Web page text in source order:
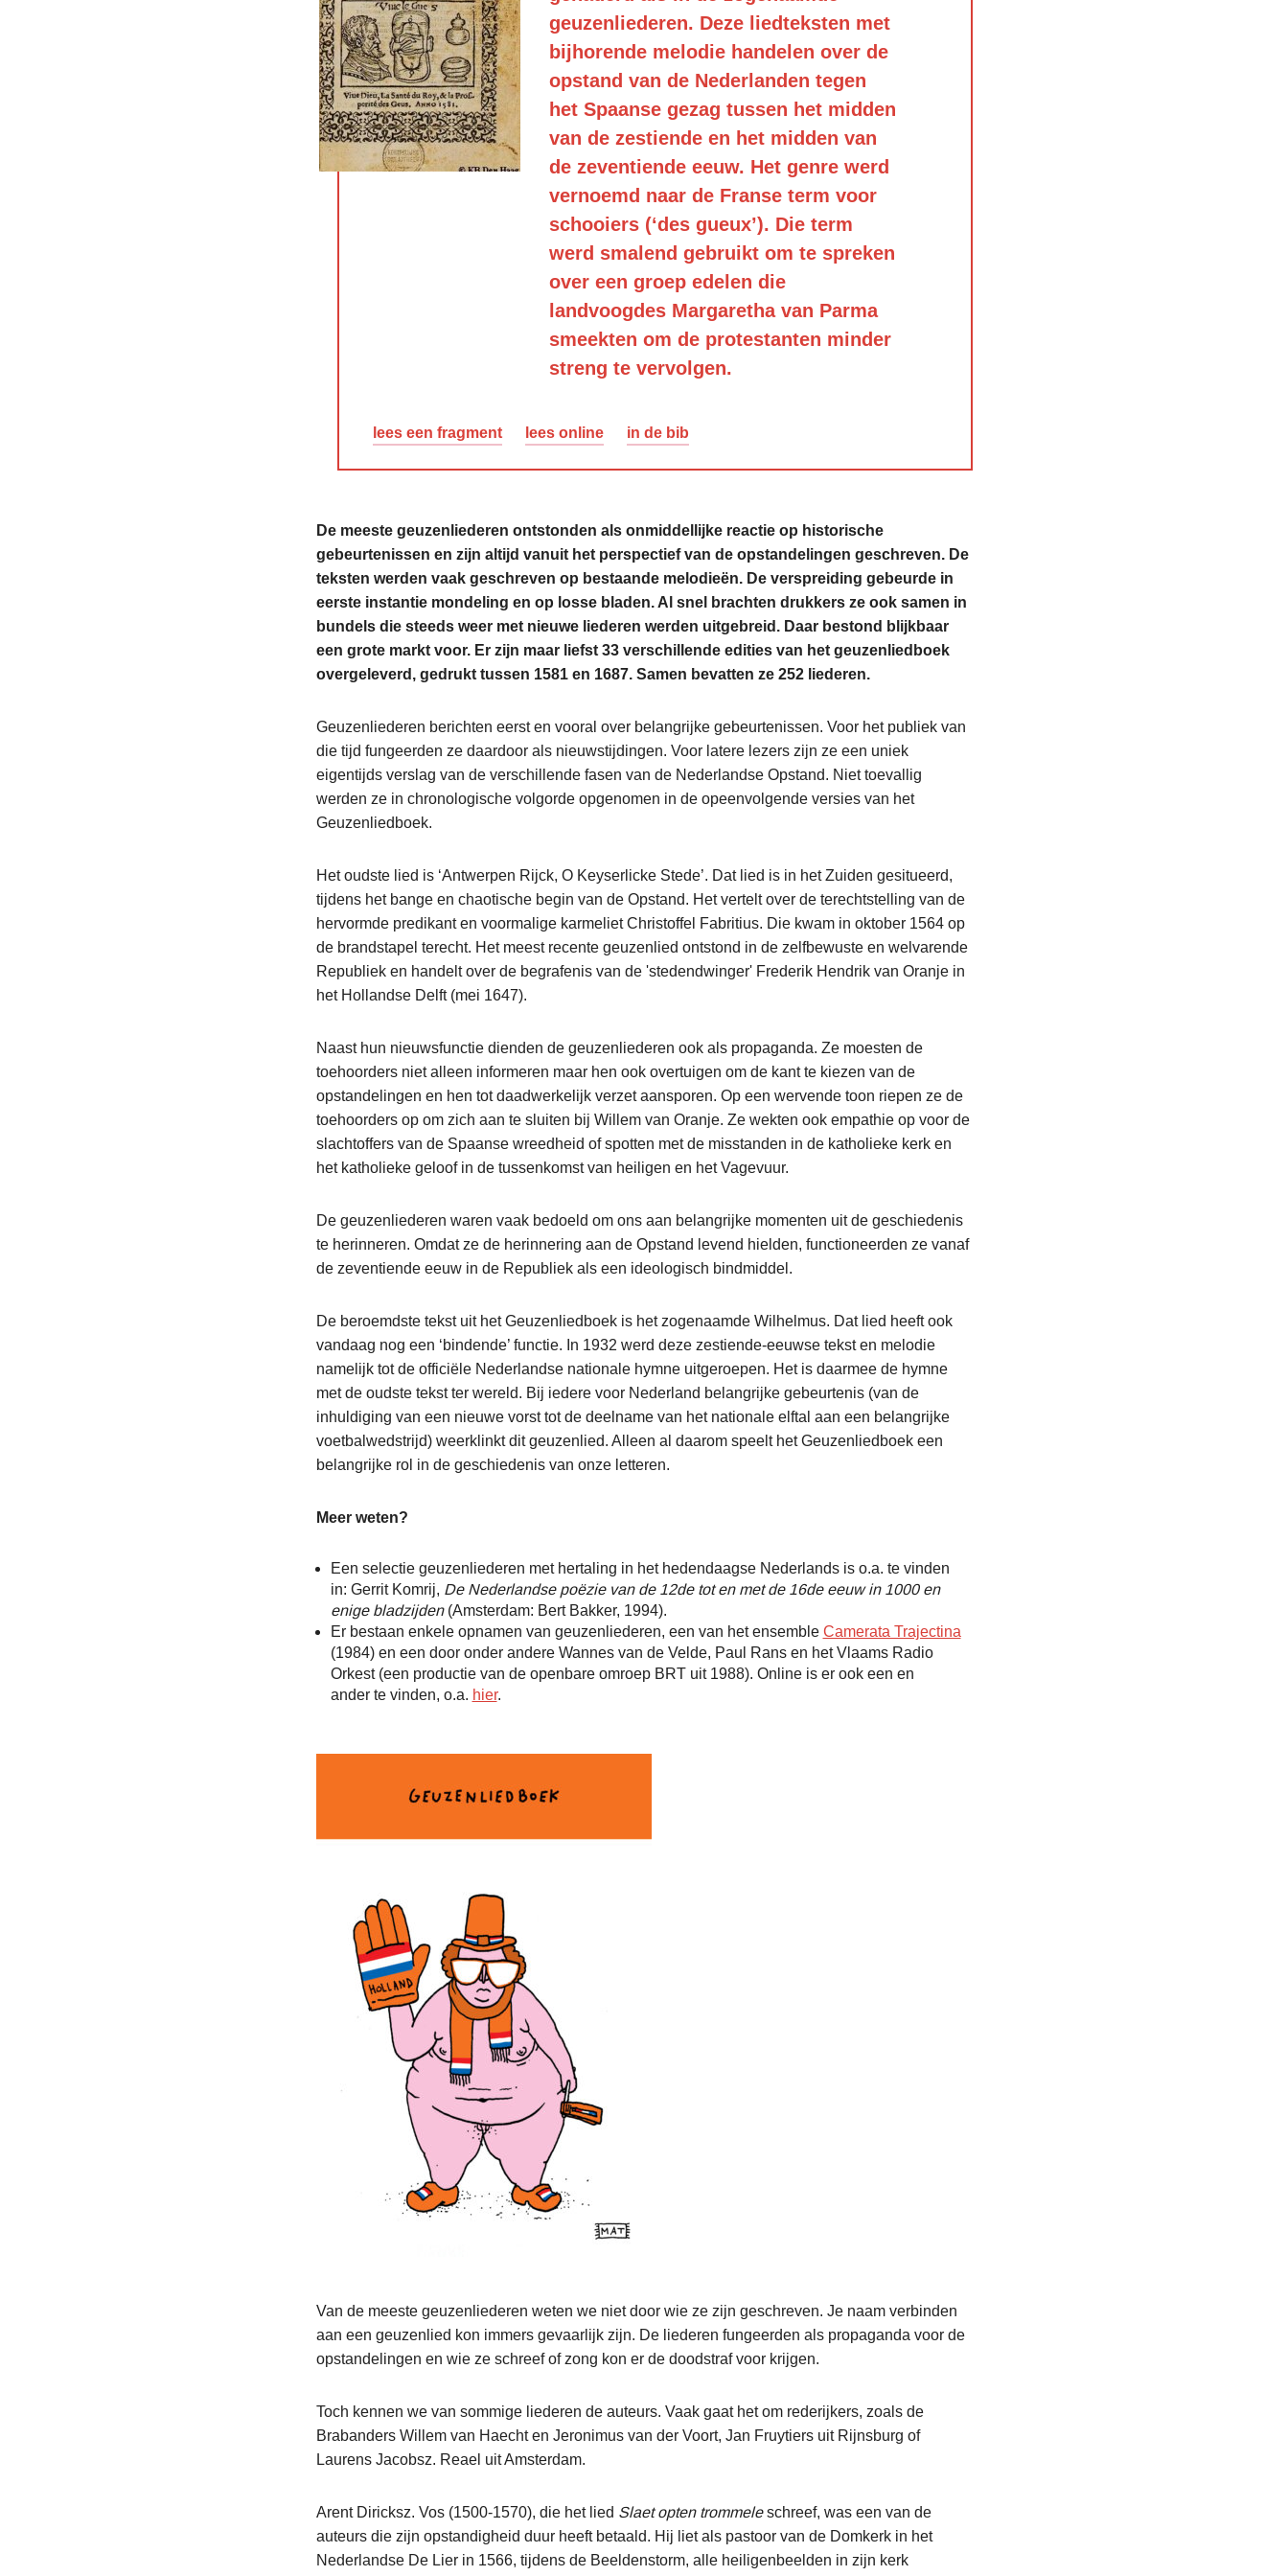
geuzenliederen. Deze liedteksten met
bijhorende melodie handelen over de
opstand van de Nederlanden tegen
het Spaanse gezag tussen het midden
van de zestiende en het midden van
de zeventiende eeuw. Het genre werd
vernoemd naar de Franse term voor
schooiers (‘des gueux’). Die term
werd smalend gebruikt om te spreken
over een groep edelen die
landvoogdes Margaretha van Parma
smeekten om de protestanten minder
streng te vervolgen.
lees een fragment lees online in de bib
De meeste geuzenliederen ontstonden als onmiddellijke reactie op historische
gebeurtenissen en zijn altijd vanuit het perspectief van de opstandelingen geschreven. De
teksten werden vaak geschreven op bestaande melodieën. De verspreiding gebeurde in
eerste instantie mondeling en op losse bladen. Al snel brachten drukkers ze ook samen in
bundels die steeds weer met nieuwe liederen werden uitgebreid. Daar bestond blijkbaar
een grote markt voor. Er zijn maar liefst 33 verschillende edities van het geuzenliedboek
overgeleverd, gedrukt tussen 1581 en 1687. Samen bevatten ze 252 liederen.
Geuzenliederen berichten eerst en vooral over belangrijke gebeurtenissen. Voor het publiek van
die tijd fungeerden ze daardoor als nieuwstijdingen. Voor latere lezers zijn ze een uniek
eigentijds verslag van de verschillende fasen van de Nederlandse Opstand. Niet toevallig
werden ze in chronologische volgorde opgenomen in de opeenvolgende versies van het
Geuzenliedboek.
Het oudste lied is ‘Antwerpen Rijck, O Keyserlicke Stede’. Dat lied is in het Zuiden gesitueerd,
tijdens het bange en chaotische begin van de Opstand. Het vertelt over de terechtstelling van de
hervormde predikant en voormalige karmeliet Christoffel Fabritius. Die kwam in oktober 1564 op
de brandstapel terecht. Het meest recente geuzenlied ontstond in de zelfbewuste en welvarende
Republiek en handelt over de begrafenis van de 'stedendwinger' Frederik Hendrik van Oranje in
het Hollandse Delft (mei 1647).
Naast hun nieuwsfunctie dienden de geuzenliederen ook als propaganda. Ze moesten de
toehoorders niet alleen informeren maar hen ook overtuigen om de kant te kiezen van de
opstandelingen en hen tot daadwerkelijk verzet aansporen. Op een wervende toon riepen ze de
toehoorders op om zich aan te sluiten bij Willem van Oranje. Ze wekten ook empathie op voor de
slachtoffers van de Spaanse wreedheid of spotten met de misstanden in de katholieke kerk en
het katholieke geloof in de tussenkomst van heiligen en het Vagevuur.
De geuzenliederen waren vaak bedoeld om ons aan belangrijke momenten uit de geschiedenis
te herinneren. Omdat ze de herinnering aan de Opstand levend hielden, functioneerden ze vanaf
de zeventiende eeuw in de Republiek als een ideologisch bindmiddel.
De beroemdste tekst uit het Geuzenliedboek is het zogenaamde Wilhelmus. Dat lied heeft ook
vandaag nog een ‘bindende’ functie. In 1932 werd deze zestiende-eeuwse tekst en melodie
namelijk tot de officiële Nederlandse nationale hymne uitgeroepen. Het is daarmee de hymne
met de oudste tekst ter wereld. Bij iedere voor Nederland belangrijke gebeurtenis (van de
inhuldiging van een nieuwe vorst tot de deelname van het nationale elftal aan een belangrijke
voetbalwedstrijd) weerklinkt dit geuzenlied. Alleen al daarom speelt het Geuzenliedboek een
belangrijke rol in de geschiedenis van onze letteren.
Meer weten?
Een selectie geuzenliederen met hertaling in het hedendaagse Nederlands is o.a. te vinden
in: Gerrit Komrij, De Nederlandse poëzie van de 12de tot en met de 16de eeuw in 1000 en
enige bladzijden(Amsterdam: Bert Bakker, 1994).
Er bestaan enkele opnamen van geuzenliederen, een van het ensemble Camerata Trajectina
(1984) en een door onder andere Wannes van de Velde, Paul Rans en het Vlaams Radio
Orkest (een productie van de openbare omroep BRT uit 1988). Online is er ook een en
ander te vinden, o.a. hier.
Van de meeste geuzenliederen weten we niet door wie ze zijn geschreven. Je naam verbinden
aan een geuzenlied kon immers gevaarlijk zijn. De liederen fungeerden als propaganda voor de
opstandelingen en wie ze schreef of zong kon er de doodstraf voor krijgen.
Toch kennen we van sommige liederen de auteurs. Vaak gaat het om rederijkers, zoals de
Brabanders Willem van Haecht en Jeronimus van der Voort, Jan Fruytiers uit Rijnsburg of
Laurens Jacobsz. Reael uit Amsterdam.
Arent Diricksz. Vos (1500-1570), die het lied Slaet opten trommeleschreef, was een van de
auteurs die zijn opstandigheid duur heeft betaald. Hij liet als pastoor van de Domkerk in het
Nederlandse De Lier in 1566, tijdens de Beeldenstorm, alle heiligenbeelden in zijn kerk